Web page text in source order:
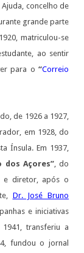
concelho de
grande parte
matriculou-se
ao sentir
para o “Correio
de 1926 a 1927,
em 1928, do
Ínsula. Em 1937,
dos Açores”, do
e diretor, após o
Dr. José Bruno
e iniciativas
transferiu a
fundou o jornal